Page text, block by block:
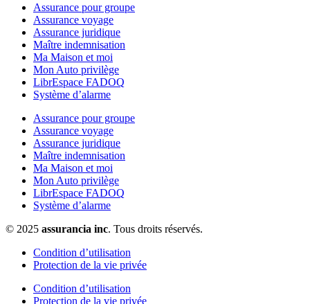
Assurance pour groupe
Assurance voyage
Assurance juridique
Maître indemnisation
Ma Maison et moi
Mon Auto privilège
LibrEspace FADOQ
Système d’alarme
Assurance pour groupe
Assurance voyage
Assurance juridique
Maître indemnisation
Ma Maison et moi
Mon Auto privilège
LibrEspace FADOQ
Système d’alarme
© 2025 assurancia inc. Tous droits réservés.
Condition d’utilisation
Protection de la vie privée
Condition d’utilisation
Protection de la vie privée